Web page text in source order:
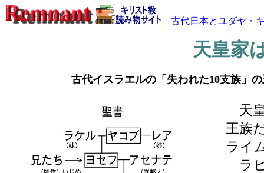
古代日本とユダヤ・
天皇家
古代イスラエルの「失われた10支族」
天
王族
ライ
ラ